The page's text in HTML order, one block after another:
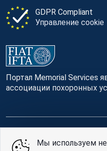
GDPR Compliant
Управление cookie
Портал Memorial Services
ассоциации похоронных
© Memorial Services, 2016 —
Мы используем